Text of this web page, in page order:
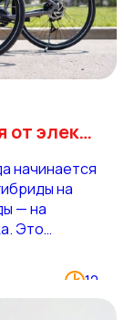
Велогибрид: чем отличается от электровелосипеда
начинается
на
— на
Это
продавцы
12